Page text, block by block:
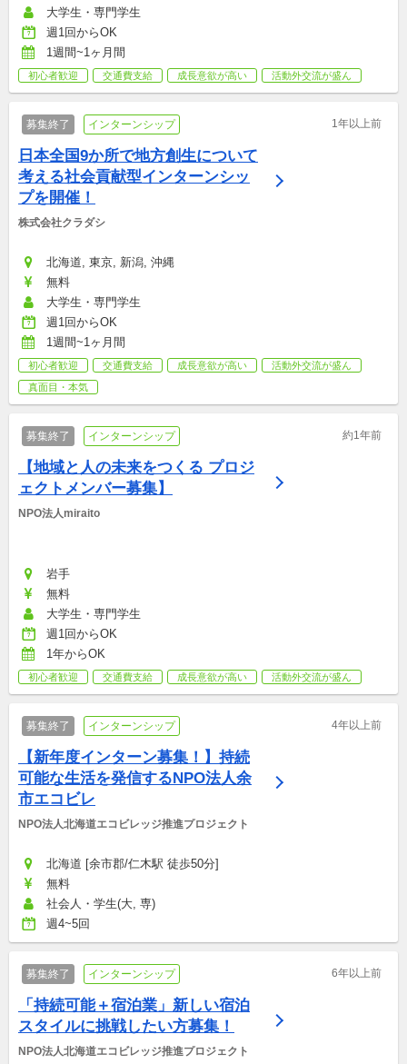
大学生・専門学生
週1回からOK
1週間~1ヶ月間
初心者歓迎 交通費支給 成長意欲が高い 活動外交流が盛ん
募集終了 インターンシップ 1年以上前
日本全国9か所で地方創生について
考える社会貢献型インターンシッ
プを開催！
株式会社クラダシ
北海道, 東京, 新潟, 沖縄
無料
大学生・専門学生
週1回からOK
1週間~1ヶ月間
初心者歓迎 交通費支給 成長意欲が高い
活動外交流が盛ん
真面目・本気
募集終了 インターンシップ 約1年前
【地域と人の未来をつくる プロジ
ェクトメンバー募集】
NPO法人miraito
岩手
無料
大学生・専門学生
週1回からOK
1年からOK
初心者歓迎 交通費支給 成長意欲が高い 活動外交流が盛ん
募集終了 インターンシップ 4年以上前
【新年度インターン募集！】持続
可能な生活を発信するNPO法人余
市エコビレ
NPO法人北海道エコビレッジ推進プロジェクト
北海道 [余市郡/仁木駅 徒歩50分]
無料
社会人・学生(大, 専)
週4~5回
募集終了 インターンシップ 6年以上前
「持続可能＋宿泊業」新しい宿泊
スタイルに挑戦したい方募集！
NPO法人北海道エコビレッジ推進プロジェクト